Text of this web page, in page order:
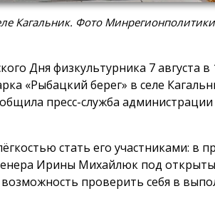
Кагальник. Фото
Дня физкультурника 7 августа в
«Рыбацкий берег» в селе
пресс-служба администрации
стать его участниками: в
Ирины Михайлюк под
проверить себя в